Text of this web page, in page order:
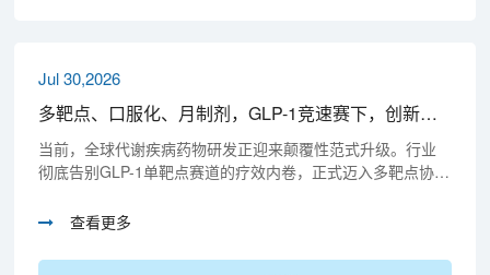
Jul 30,2026
多靶点、口服化、月制剂，GLP-1竞速赛下，创新药如何突围闯关？
当前，全球代谢疾病药物研发正迎来颠覆性范式升级。行业
彻底告别GLP-1单靶点赛道的疗效内卷，正式迈入多靶点协
期。在这场变革中，美迪西凭借专业化、一站式、国际化的
落地。
查看更多